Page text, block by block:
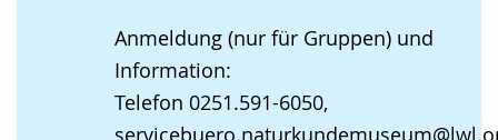
Anmeldung (nur für Gruppen) und
Information:
Telefon 0251.591-6050,